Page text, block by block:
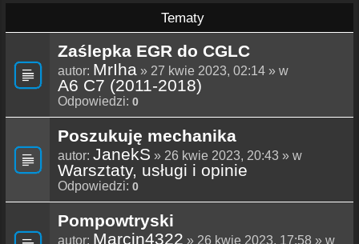
Tematy
Zaślepka EGR do CGLC
autor: MrIha » 27 kwie 2023, 02:14 » w
A6 C7 (2011-2018)
Odpowiedzi: 0
Poszukuję mechanika
autor: JanekS » 26 kwie 2023, 20:43 » w
Warsztaty, usługi i opinie
Odpowiedzi: 0
Pompowtryski
autor: Marcin4322 » 26 kwie 2023, 17:58 » w